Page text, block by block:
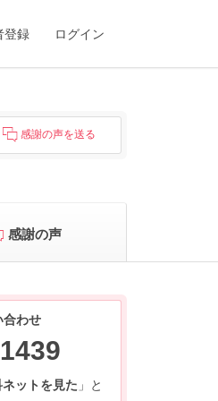
登録 ログイン
感謝の声を送る
感謝の声
合わせ
ットを見た 」と